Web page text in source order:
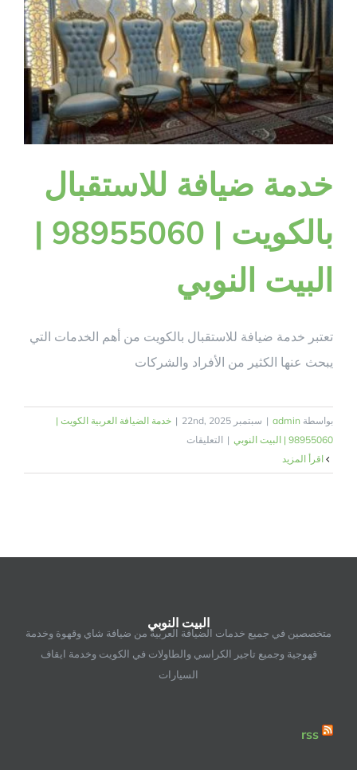
النوبي
–
98955060
مغلقة
خدمة ضيافة للاستقبال
بالكويت | 98955060 |
البيت النوبي
تعتبر خدمة ضيافة للاستقبال بالكويت من أهم الخدمات التي
يبحث عنها الكثير من الأفراد والشركات
بواسطة admin
| سبتمبر 22nd, 2025 | خدمة الضيافة العربية الكويت |
98955060 | البيت النوبي
| التعليقات
ضيافة
مغلقة
البيت النوبي
متخصصين في جميع خدمات الضيافة العربية من ضيافة شاي وقهوة وخدمة
قهوجية وجميع تاجير الكراسي والطاولات في الكويت وخدمة ايقاف
السيارات
rss